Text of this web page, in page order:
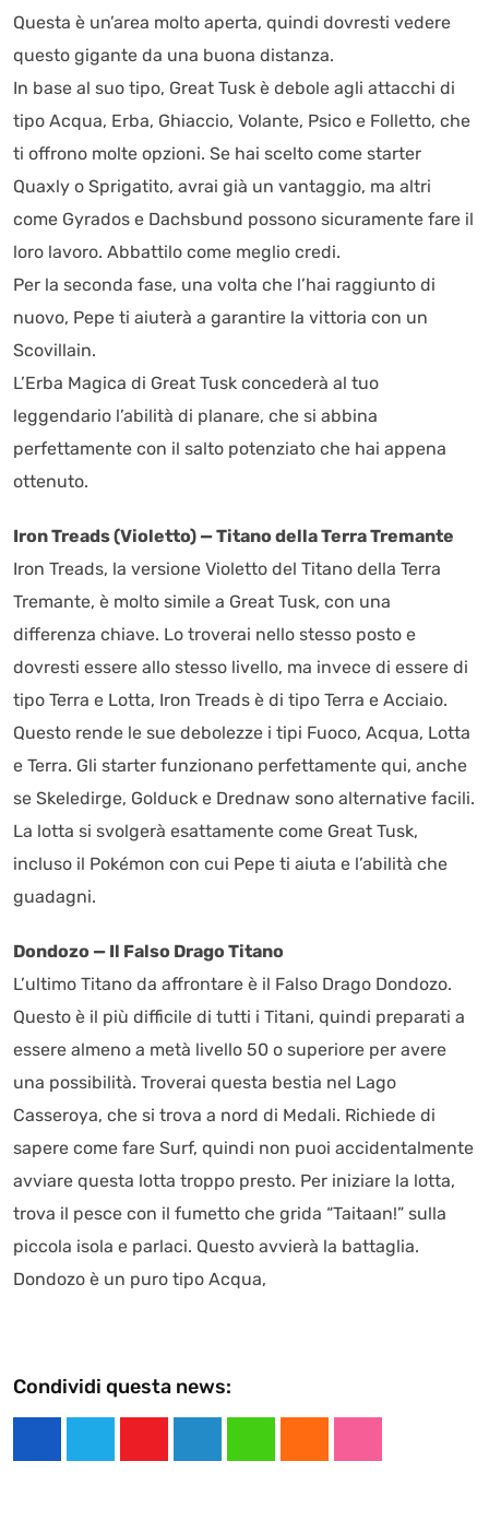
Questa è un’area molto aperta, quindi dovresti vedere
questo gigante da una buona distanza.
In base al suo tipo, Great Tusk è debole agli attacchi di
tipo Acqua, Erba, Ghiaccio, Volante, Psico e Folletto, che
ti offrono molte opzioni. Se hai scelto come starter
Quaxly o Sprigatito, avrai già un vantaggio, ma altri
come Gyrados e Dachsbund possono sicuramente fare il
loro lavoro. Abbattilo come meglio credi.
Per la seconda fase, una volta che l’hai raggiunto di
nuovo, Pepe ti aiuterà a garantire la vittoria con un
Scovillain.
L’Erba Magica di Great Tusk concederà al tuo
leggendario l’abilità di planare, che si abbina
perfettamente con il salto potenziato che hai appena
ottenuto.
Iron Treads (Violetto) — Titano della Terra Tremante
Iron Treads, la versione Violetto del Titano della Terra
Tremante, è molto simile a Great Tusk, con una
differenza chiave. Lo troverai nello stesso posto e
dovresti essere allo stesso livello, ma invece di essere di
tipo Terra e Lotta, Iron Treads è di tipo Terra e Acciaio.
Questo rende le sue debolezze i tipi Fuoco, Acqua, Lotta
e Terra. Gli starter funzionano perfettamente qui, anche
se Skeledirge, Golduck e Drednaw sono alternative facili.
La lotta si svolgerà esattamente come Great Tusk,
incluso il Pokémon con cui Pepe ti aiuta e l’abilità che
guadagni.
Dondozo — Il Falso Drago Titano
L’ultimo Titano da affrontare è il Falso Drago Dondozo.
Questo è il più difficile di tutti i Titani, quindi preparati a
essere almeno a metà livello 50 o superiore per avere
una possibilità. Troverai questa bestia nel Lago
Casseroya, che si trova a nord di Medali. Richiede di
sapere come fare Surf, quindi non puoi accidentalmente
avviare questa lotta troppo presto. Per iniziare la lotta,
trova il pesce con il fumetto che grida “Taitaan!” sulla
piccola isola e parlaci. Questo avvierà la battaglia.
Dondozo è un puro tipo Acqua,
Condividi questa news: